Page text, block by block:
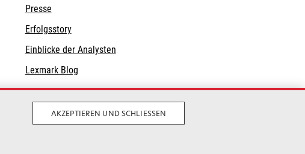
Presse
Erfolgsstory
Einblicke der Analysten
Lexmark Blog
AKZEPTIEREN UND SCHLIESSEN